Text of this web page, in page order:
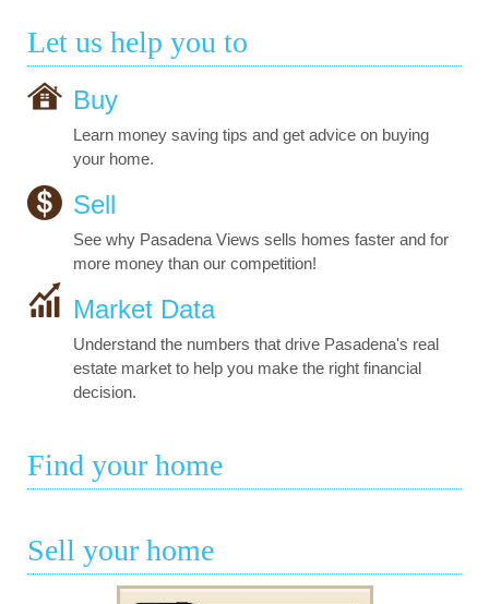
Let us help you to
Buy
Learn money saving tips and get advice on buying
your home.
Sell
See why Pasadena Views sells homes faster and for
more money than our competition!
Market Data
Understand the numbers that drive Pasadena's real
estate market to help you make the right financial
decision.
Find your home
Sell your home